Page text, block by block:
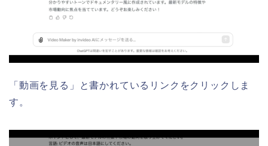
「動画を見る」と書かれているリンクをクリックしま
す。